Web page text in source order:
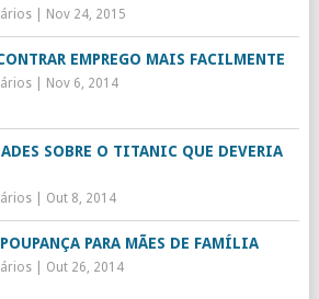
| Nov 24, 2015
EMPREGO MAIS FACILMENTE
| Nov 6, 2014
SOBRE O TITANIC QUE DEVERIA
| Out 8, 2014
PARA MÃES DE FAMÍLIA
| Out 26, 2014